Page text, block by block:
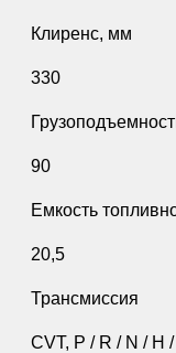
Клиренс, мм
330
90
Емкость
20,5
Трансмиссия
CVT, P / R / N / H